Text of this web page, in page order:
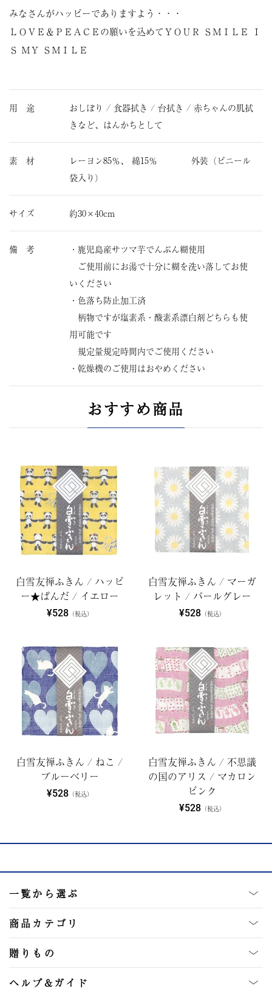
みなさんがハッピーでありますよう・・・
ＬＯＶＥ＆ＰＥＡＣＥの願いを込めてＹＯＵＲ ＳＭＩＬＥ Ｉ
Ｓ ＭＹ ＳＭＩＬＥ
用 途
おしぼり / 食器拭き / 台拭き / 赤ちゃんの肌拭
きなど、はんかちとして
素 材
レーヨン85％、 綿15％ 外装（ビニール
袋入り）
サイズ 約30×40cm
備 考
・鹿児島産サツマ芋でんぷん糊使用
ご使用前にお湯で十分に糊を洗い落してお使
いください
・色落ち防止加工済
柄物ですが塩素系・酸素系漂白剤どちらも使
用可能です
規定量規定時間内でご使用ください
・乾燥機のご使用はおやめください
おすすめ商品
白雪友禅ふきん / ハッピ
ー★ぱんだ / イエロー
¥528（税込）
白雪友禅ふきん / マーガ
レット / パールグレー
¥528 （税込）
白雪友禅ふきん / ねこ /
ブルーベリー
¥528（税込）
白雪友禅ふきん / 不思議
の国のアリス / マカロン
ピンク
¥528 （税込）
一覧から選ぶ
商品カテゴリ
贈りもの
ヘルプ&ガイド